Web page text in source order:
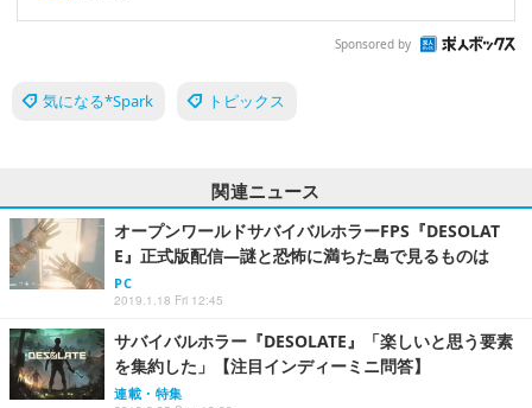
Sponsored by
気になる*Spark トピックス
関連ニュース
オープンワールドサバイバルホラーFPS『DESOLAT
E』正式版配信―謎と恐怖に満ちた島で見るものは
PC
2019.1.18 Fri 12:45
サバイバルホラー『DESOLATE』「楽しいと思う要素
を集約した」【注目インディーミニ問答】
連載・特集